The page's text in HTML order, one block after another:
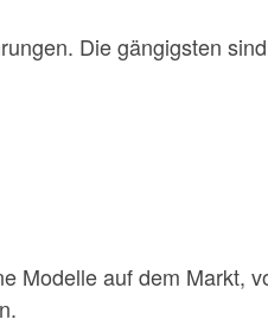
Die gängigsten
Modelle auf dem Markt,